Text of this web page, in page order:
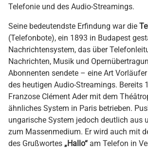
Telefonie und des Audio-Streamings.
Seine bedeutendste Erfindung war die
(Telefonbote), ein 1893 in Budapest
Nachrichtensystem, das über
Nachrichten, Musik und
Abonnenten sendete – eine Art
des heutigen Audio-Streamings. Bereits
Franzose Clément Ader mit dem
ähnliches System in Paris betrieben.
ungarische System jedoch deutlich aus
zum Massenmedium. Er wird auch mit
des Grußwortes „Hallo“ am Telefon in